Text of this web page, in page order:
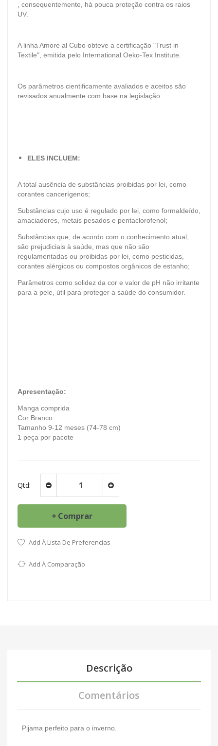
, consequentemente, há pouca proteção contra os raios
UV.
A linha Amore al Cubo obteve a certificação "Trust in
Textile", emitida pelo International Oeko-Tex Institute.
Os parâmetros cientificamente avaliados e aceitos são
revisados ​​anualmente com base na legislação.
ELES INCLUEM:
A total ausência de substâncias proibidas por lei, como
corantes cancerígenos;
Substâncias cujo uso é regulado por lei, como formaldeído,
amaciadores, metais pesados ​​e pentaclorofenol;
Substâncias que, de acordo com o conhecimento atual,
são prejudiciais à saúde, mas que não são
regulamentadas ou proibidas por lei, como pesticidas,
corantes alérgicos ou compostos orgânicos de estanho;
Parâmetros como solidez da cor e valor de pH não irritante
para a pele, útil para proteger a saúde do consumidor.
Apresentação:
Manga comprida
Cor Branco
Tamanho 9-12 meses (74-78 cm)
1 peça por pacote
Qtd:
Comprar
Add À Lista De Preferencias
Add À Comparação
Descrição
Comentários
Pijama perfeito para o inverno.